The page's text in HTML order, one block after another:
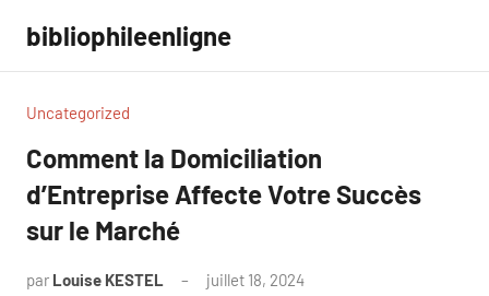
contenu
bibliophileenligne
Uncategorized
Comment la Domiciliation
d’Entreprise Affecte Votre Succès
sur le Marché
par Louise KESTEL juillet 18, 2024